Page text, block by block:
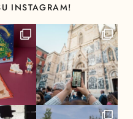
INSTAGRAM!